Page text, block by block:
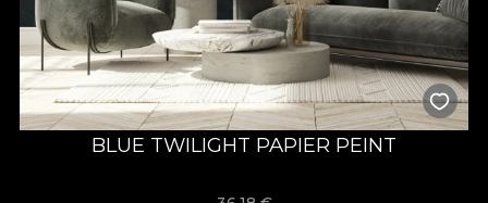
BLUE TWILIGHT PAPIER PEINT